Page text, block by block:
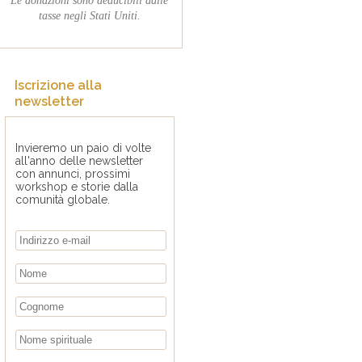
tasse negli Stati Uniti.
Iscrizione alla
newsletter
Invieremo un paio di volte
all'anno delle newsletter
con annunci, prossimi
workshop e storie dalla
comunità globale.